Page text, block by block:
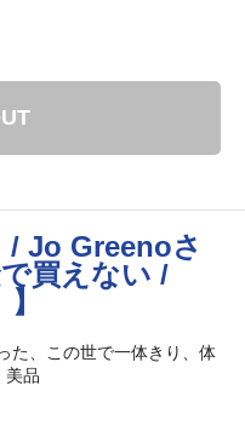
/ Jo Greenoさ
買えない /
た、この世で一体きり、体
美品